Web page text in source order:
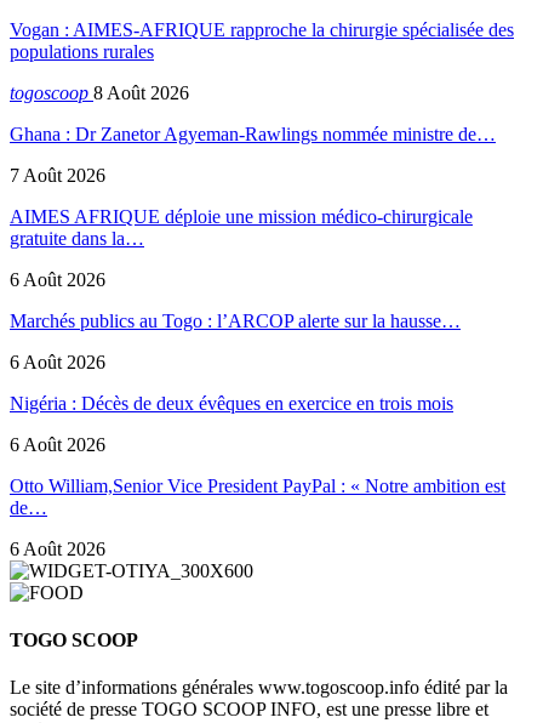
Vogan : AIMES-AFRIQUE rapproche la chirurgie spécialisée des
populations rurales
togoscoop 8 Août 2026
Ghana : Dr Zanetor Agyeman-Rawlings nommée ministre de…
7 Août 2026
AIMES AFRIQUE déploie une mission médico-chirurgicale
gratuite dans la…
6 Août 2026
Marchés publics au Togo : l’ARCOP alerte sur la hausse…
6 Août 2026
Nigéria : Décès de deux évêques en exercice en trois mois
6 Août 2026
Otto William,Senior Vice President PayPal : « Notre ambition est
de…
6 Août 2026
TOGO SCOOP
Le site d’informations générales www.togoscoop.info édité par la
société de presse TOGO SCOOP INFO, est une presse libre et